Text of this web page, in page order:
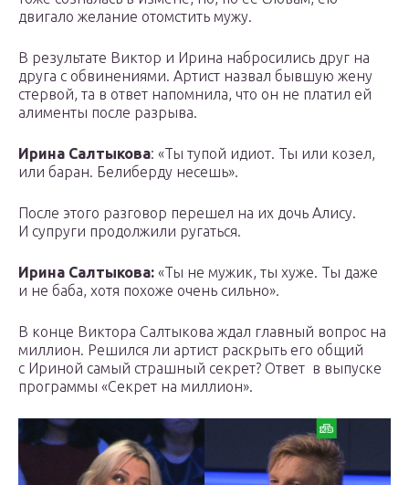
двигало желание отомстить мужу.
В результате Виктор и Ирина набросились друг на
друга с обвинениями. Артист назвал бывшую жену
стервой, та в ответ напомнила, что он не платил ей
алименты после разрыва.
Ирина Салтыкова: «Ты тупой идиот. Ты или козел,
или баран. Белиберду несешь».
После этого разговор перешел на их дочь Алису.
И супруги продолжили ругаться.
Ирина Салтыкова: «Ты не мужик, ты хуже. Ты даже
и не баба, хотя похоже очень сильно».
В конце Виктора Салтыкова ждал главный вопрос на
миллион. Решился ли артист раскрыть его общий
с Ириной самый страшный секрет? Ответ в выпуске
программы «Секрет на миллион».